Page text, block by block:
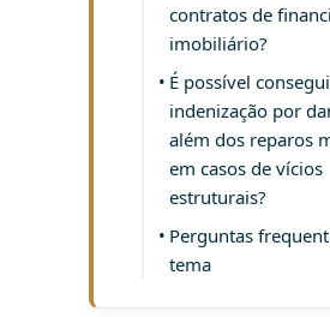
contratos de
imobiliário?
É possível
indenização por
além dos reparos
em casos de vícios
estruturais?
Perguntas
tema